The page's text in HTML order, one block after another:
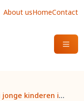
About usHomeContact
OPEN
Binnenmilieu en luchtwegklachten bij jonge kinderen in het LucKi geboortecohort